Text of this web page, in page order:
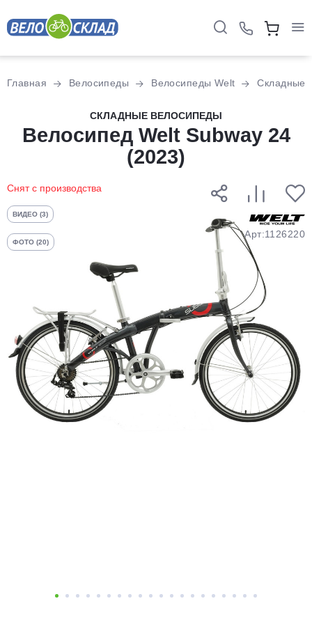
Главная Велосипеды Велосипеды Welt Складные
СКЛАДНЫЕ ВЕЛОСИПЕДЫ
Велосипед Welt Subway 24
(2023)
Снят с производства
ВИДЕО (3)
ФОТО (20)
Арт:1126220
Разбейте
оплатуна части
без переплат
График платежей
Добавляйте товары
в корзину
Оплачивайте сегодня только
25% картой любого банка